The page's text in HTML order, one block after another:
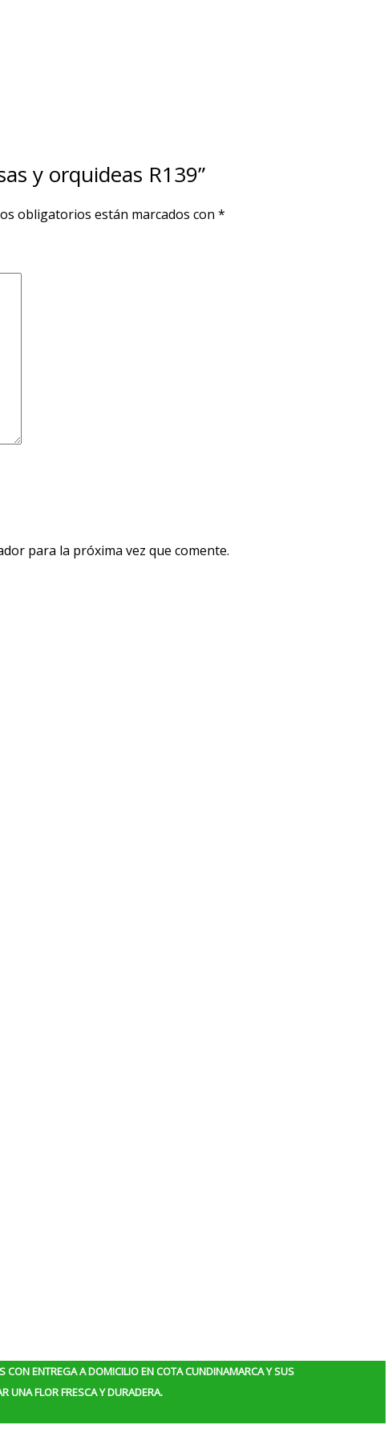
y orquideas R139”
obligatorios están marcados con*
para la próxima vez que comente.
CON ENTREGA A DOMICILIO EN COTA CUNDINAMARCA Y SUS
UNA FLOR FRESCA Y DURADERA.